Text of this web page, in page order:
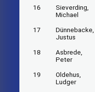
16
Sieverding,
Michael
17
Dünnebacke,
Justus
18
Asbrede,
Peter
19
Oldehus,
Ludger